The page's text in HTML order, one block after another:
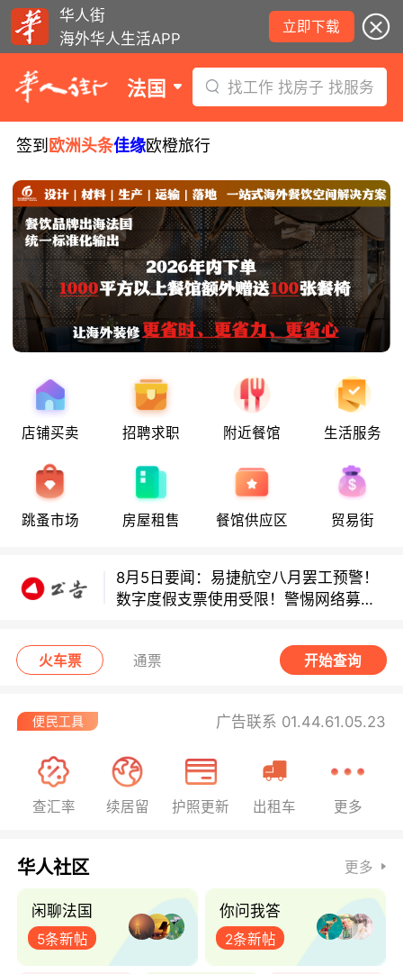
华人街
海外华人生活APP
立即下载
法国 找工作 找房子 找服务
签到 欧洲头条佳缘欧橙旅行
店铺买卖 招聘求职 附近餐馆 生活服务
跳蚤市场 房屋租售 餐馆供应区 贸易街
8月5日要闻：易捷航空八月罢工预警！
数字度假支票使用受限！警惕网络募捐
骗局！
无栏杆收费站逃费将重罚！
多款避孕套因安全缺陷召回！
8月5日要闻：易捷航空八月罢工预警！
数字度假支票使用受限！警惕网络募捐
骗局！
无栏杆收费站逃费将重罚！
火车票 通票 开始查询
广告联系 01.44.61.05.23
查汇率 续居留 护照更新 出租车 更多
华人社区 更多
闲聊法国
5条新帖
你问我答
2条新帖